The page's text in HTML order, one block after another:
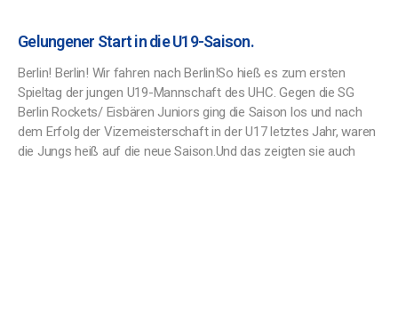
Gelungener Start in die U19-Saison.
Berlin! Berlin! Wir fahren nach Berlin!So hieß es zum ersten
Spieltag der jungen U19-Mannschaft des UHC. Gegen die SG
Berlin Rockets/ Eisbären Juniors ging die Saison los und nach
dem Erfolg der Vizemeisterschaft in der U17 letztes Jahr, waren
die Jungs heiß auf die neue Saison.Und das zeigten sie auch